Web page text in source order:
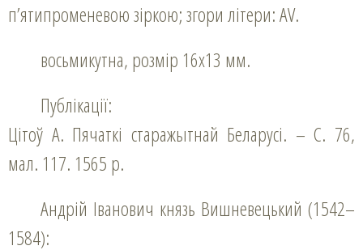
п’ятипроменевою зіркою; згори літери: AV.
восьмикутна, розмір 16х13 мм.
Публікації:
Цітоў А. Пячаткі старажытнай Беларусі. – С. 76,
мал. 117. 1565 р.
Андрій Іванович князь Вишневецький (1542–
1584):